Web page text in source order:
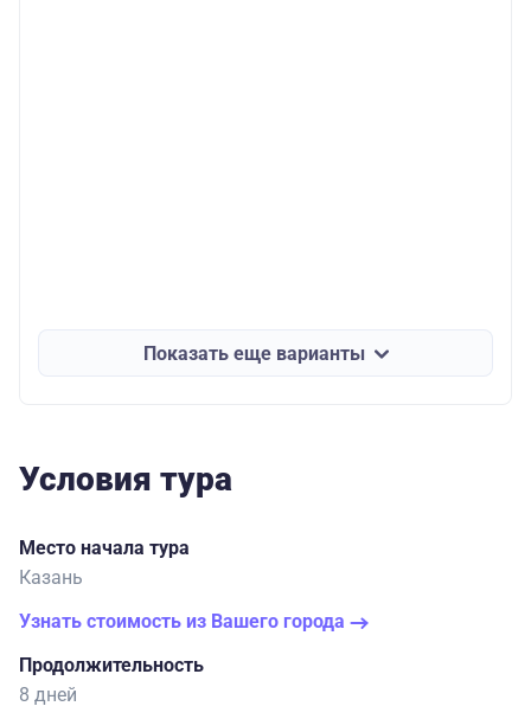
Показать еще варианты
Условия тура
Место начала тура
Казань
Узнать стоимость из Вашего города
Продолжительность
8 дней